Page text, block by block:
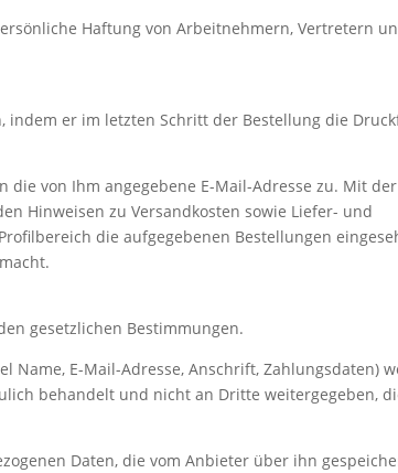
Haftung von Arbeitnehmern, Vertretern
indem er im letzten Schritt der Bestellung die
von Ihm angegebene E-Mail-Adresse zu. Mit der
Hinweisen zu Versandkosten sowie Liefer- und
die aufgegebenen Bestellungen
gesetzlichen Bestimmungen.
Name, E-Mail-Adresse, Anschrift, Zahlungsdaten)
behandelt und nicht an Dritte weitergegeben,
Daten, die vom Anbieter über ihn